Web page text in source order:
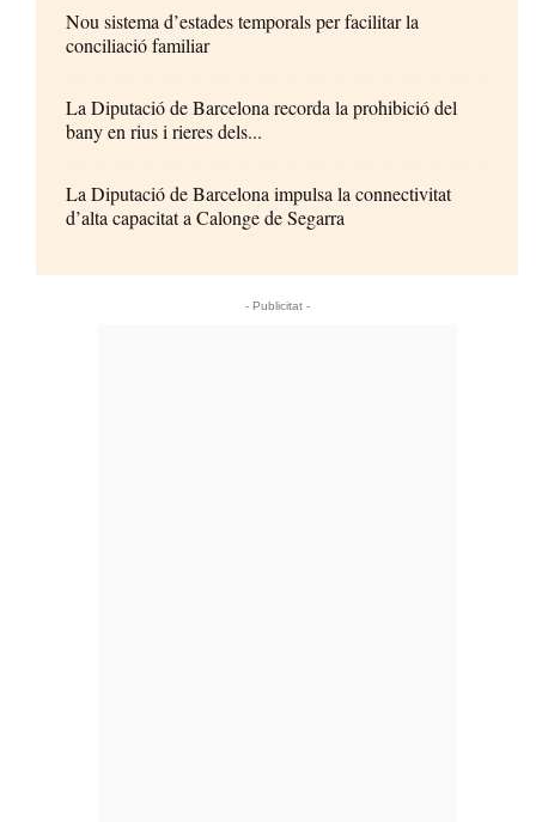
Nou sistema d’estades temporals per facilitar la
conciliació familiar
La Diputació de Barcelona recorda la prohibició del
bany en rius i rieres dels...
La Diputació de Barcelona impulsa la connectivitat
d’alta capacitat a Calonge de Segarra
- Publicitat -